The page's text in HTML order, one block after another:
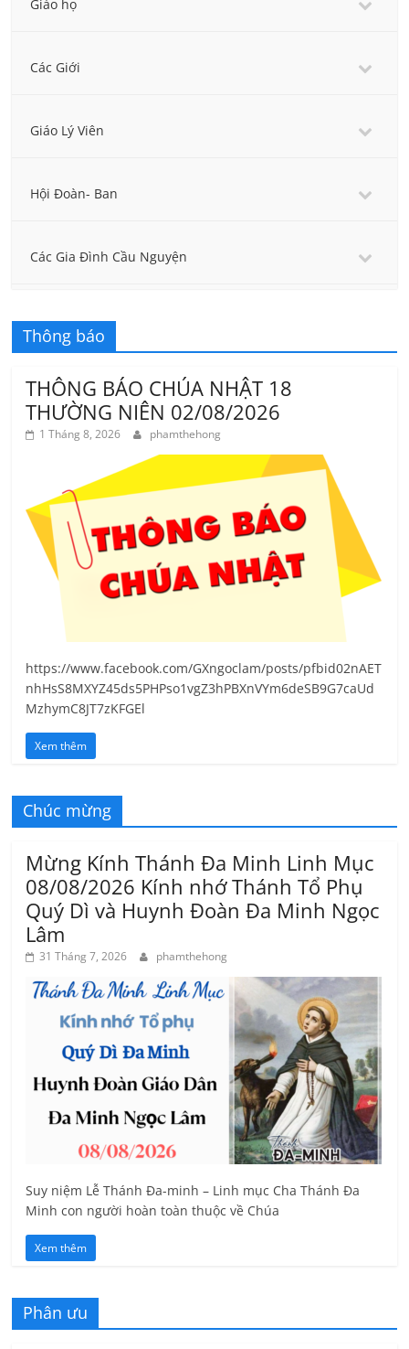
Giáo họ
Các Giới
Giáo Lý Viên
Hội Đoàn- Ban
Các Gia Đình Cầu Nguyện
Thông báo
THÔNG BÁO CHÚA NHẬT 18
THƯỜNG NIÊN 02/08/2026
1 Tháng 8, 2026 phamthehong
https://www.facebook.com/GXngoclam/posts/pfbid02nAET
nhHsS8MXYZ45ds5PHPso1vgZ3hPBXnVYm6deSB9G7caUd
MzhymC8JT7zKFGEl
Xem thêm
Chúc mừng
Mừng Kính Thánh Đa Minh Linh Mục
08/08/2026 Kính nhớ Thánh Tổ Phụ
Quý Dì và Huynh Đoàn Đa Minh Ngọc
Lâm
31 Tháng 7, 2026 phamthehong
Suy niệm Lễ Thánh Đa-minh – Linh mục Cha Thánh Đa
Minh con người hoàn toàn thuộc về Chúa
Xem thêm
Phân ưu